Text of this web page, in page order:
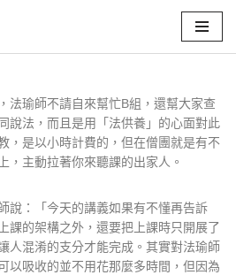
書桌上有張小紙條：「你覺得B組的同
？我明早認真研究，下午可以法供
法瑜師不請自來幫忙B組，還幫大家查
說法，而且是用「法供養」的心面對此
，是以小時計費的，但在僧團就是有不
，主動拉著你來聽課的出家人。
說：「今天的講義如果有不懂再告訴
課的架構之外，還要把上課時只開展了
人混淆的支分才能完成。其實對法瑜師
以吸收的並不用花那麼多時間，但因為